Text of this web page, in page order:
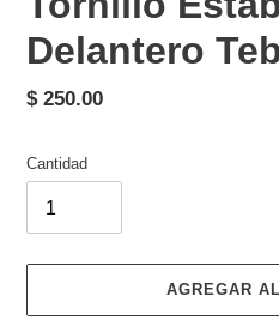
Delantero
Precio
$ 250.00
Cantidad
AGREGAR